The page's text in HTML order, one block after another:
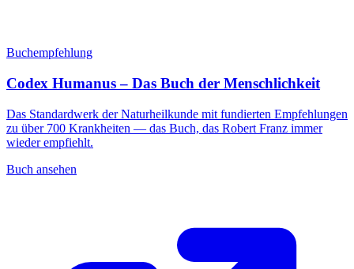
Buchempfehlung
Codex Humanus – Das Buch der Menschlichkeit
Das Standardwerk der Naturheilkunde mit fundierten Empfehlungen
zu über 700 Krankheiten — das Buch, das Robert Franz immer
wieder empfiehlt.
Buch ansehen